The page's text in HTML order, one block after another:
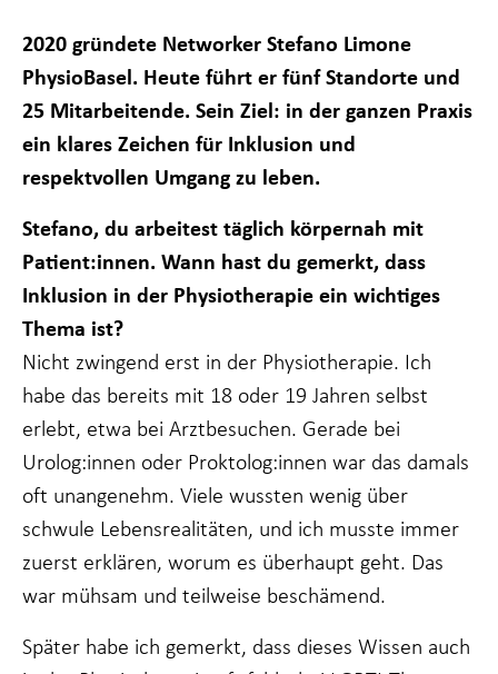
2020 gründete Networker Stefano Limone
PhysioBasel. Heute führt er fünf Standorte und
25 Mitarbeitende. Sein Ziel: in der ganzen Praxis
ein klares Zeichen für Inklusion und
respektvollen Umgang zu leben.
Stefano, du arbeitest täglich körpernah mit
Patient:innen. Wann hast du gemerkt, dass
Inklusion in der Physiotherapie ein wichtiges
Thema ist?
Nicht zwingend erst in der Physiotherapie. Ich
habe das bereits mit 18 oder 19 Jahren selbst
erlebt, etwa bei Arztbesuchen. Gerade bei
Urolog:innen oder Proktolog:innen war das damals
oft unangenehm. Viele wussten wenig über
schwule Lebensrealitäten, und ich musste immer
zuerst erklären, worum es überhaupt geht. Das
war mühsam und teilweise beschämend.
Später habe ich gemerkt, dass dieses Wissen auch
funktioniert.
Statistiken
Damit wir die
Funktionalität
und Struktur
verbessern
können, je
nachdem, wie
die Website
genutzt wird.
Damit unsere
Website bei
Ihrem Besuch
so gut wie
möglich
funktioniert.
Wenn Sie
ablehnen,
werden einige
Website